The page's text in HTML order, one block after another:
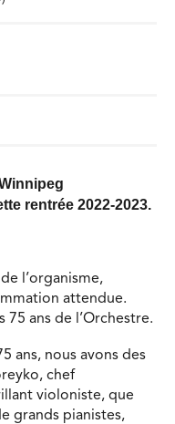
rentrée 2022-2023.
l’organisme,
attendue.
ans de l’Orchestre.
ans, nous avons des
chef
violoniste, que
grands pianistes,